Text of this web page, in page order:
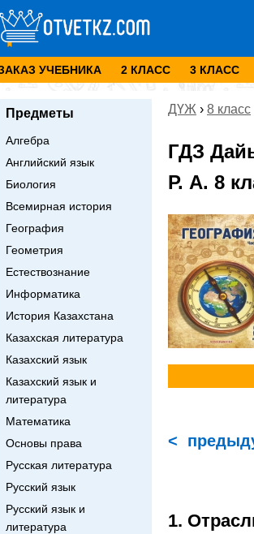
УЧЕБНИКА 2 КЛАСС 3 КЛАСС
Предметы
Алгебра
Английский язык
Биология
Всемирная история
География
Геометрия
Естествознание
Информатика
История Казахстана
Казахская литература
Казахский язык
Казахский язык и
литература
Математика
Основы права
Русская литература
Русский язык
Русский язык и
литература
ДҮЖ › 8 класс
ГДЗ
Р. А. 8
<
1.